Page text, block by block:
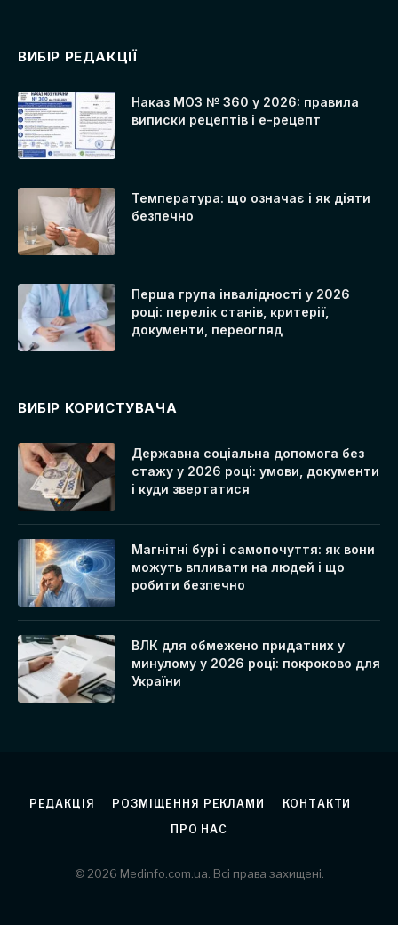
ВИБІР РЕДАКЦІЇ
Наказ МОЗ № 360 у 2026: правила
виписки рецептів і е-рецепт
Температура: що означає і як діяти
безпечно
Перша група інвалідності у 2026
році: перелік станів, критерії,
документи, переогляд
ВИБІР КОРИСТУВАЧА
Державна соціальна допомога без
стажу у 2026 році: умови, документи
і куди звертатися
Магнітні бурі і самопочуття: як вони
можуть впливати на людей і що
робити безпечно
ВЛК для обмежено придатних у
минулому у 2026 році: покроково для
України
РЕДАКЦІЯ РОЗМІЩЕННЯ РЕКЛАМИ
КОНТАКТИ
ПРО НАС
© 2026 Medinfo.com.ua. Всі права захищені.